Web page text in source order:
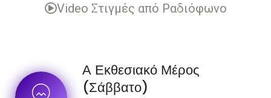
Α Εκθεσιακό Μέρος
(Σάββατο)
Video Στιγμές από Ραδιόφωνο